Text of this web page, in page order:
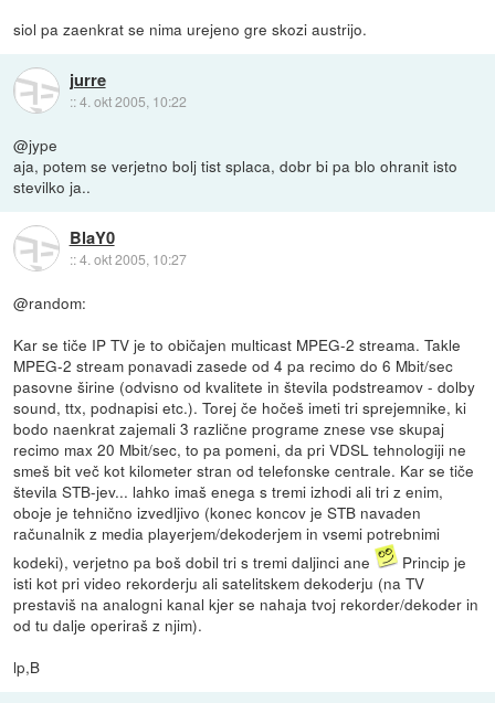
siol pa zaenkrat se nima urejeno gre skozi austrijo.
jurre
::4. okt 2005, 10:22
@jype
aja, potem se verjetno bolj tist splaca, dobr bi pa blo ohranit isto
stevilko ja..
BlaY0
::4. okt 2005, 10:27
@random:
Kar se tiče IP TV je to običajen multicast MPEG-2 streama. Takle
MPEG-2 stream ponavadi zasede od 4 pa recimo do 6 Mbit/sec
pasovne širine (odvisno od kvalitete in števila podstreamov - dolby
sound, ttx, podnapisi etc.). Torej če hočeš imeti tri sprejemnike, ki
bodo naenkrat zajemali 3 različne programe znese vse skupaj
recimo max 20 Mbit/sec, to pa pomeni, da pri VDSL tehnologiji ne
smeš bit več kot kilometer stran od telefonske centrale. Kar se tiče
števila STB-jev... lahko imaš enega s tremi izhodi ali tri z enim,
oboje je tehnično izvedljivo (konec koncov je STB navaden
računalnik z media playerjem/dekoderjem in vsemi potrebnimi
kodeki), verjetno pa boš dobil tri s tremi daljinci ane
Princip je
isti kot pri video rekorderju ali satelitskem dekoderju (na TV
prestaviš na analogni kanal kjer se nahaja tvoj rekorder/dekoder in
od tu dalje operiraš z njim).
lp,B